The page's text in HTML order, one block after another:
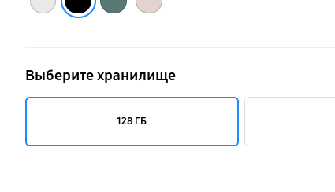
Выберите хранилище
128 ГБ